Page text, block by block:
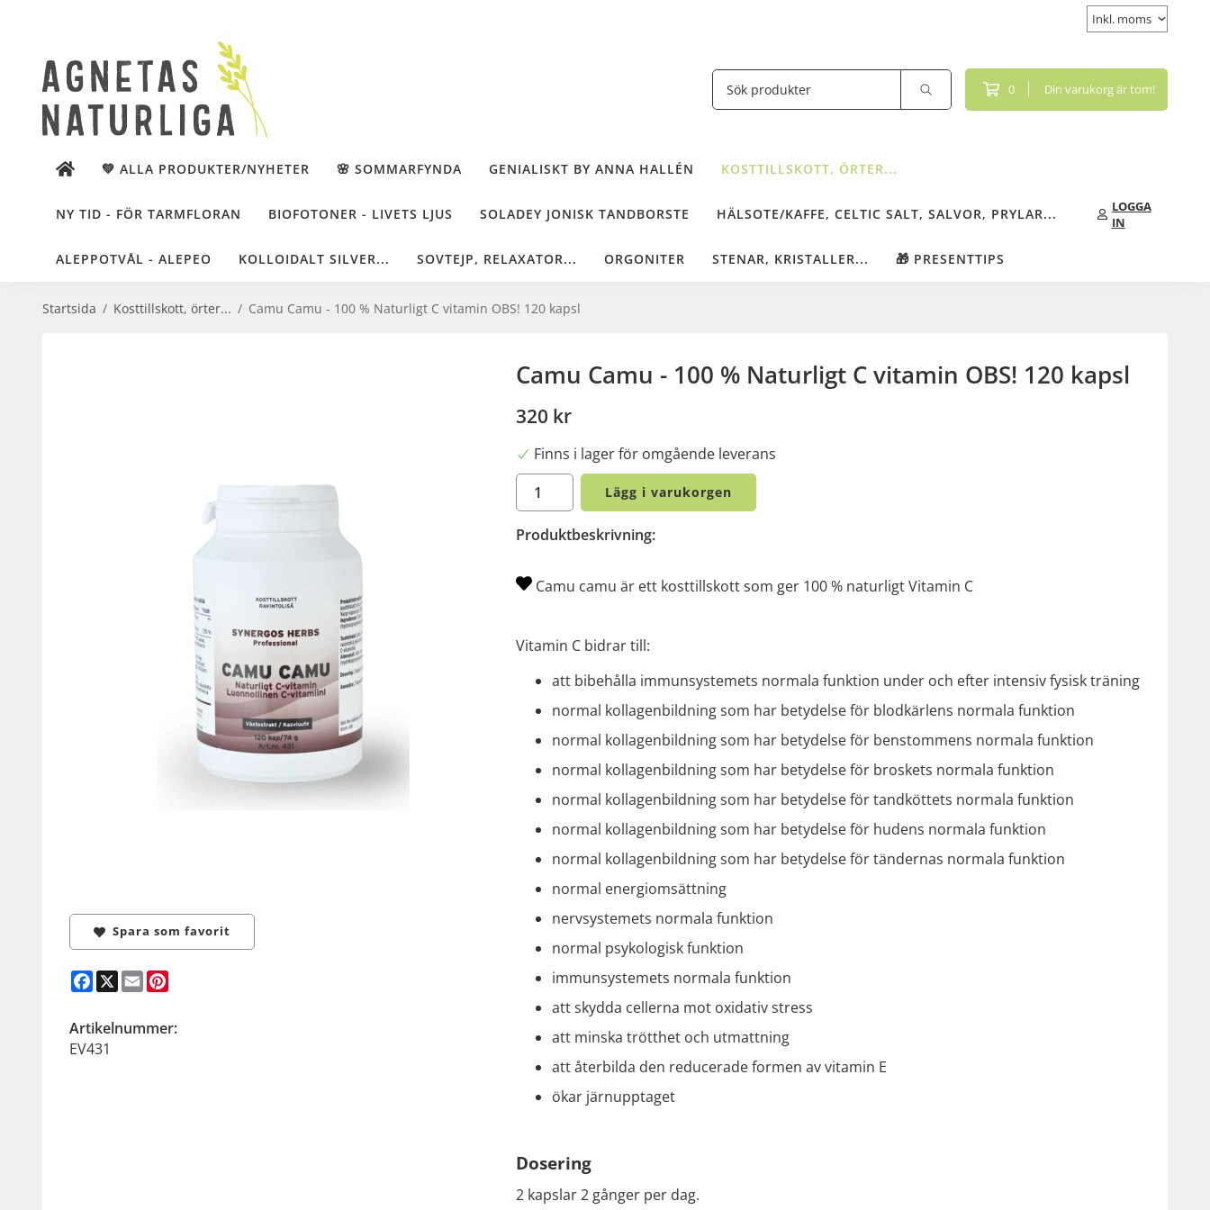
0 Din varukorg är tom!
💚 ALLA PRODUKTER/NYHETER 🌸 SOMMARFYNDA GENIALISKT BY ANNA HALLÉN KOSTTILLSKOTT, ÖRTER...
NY TID - FÖR TARMFLORAN BIOFOTONER - LIVETS LJUS SOLADEY JONISK TANDBORSTE HÄLSOTE/KAFFE, CELTIC SALT, SALVOR, PRYLAR...
ALEPPOTVÅL - ALEPEO KOLLOIDALT SILVER... SOVTEJP, RELAXATOR... ORGONITER STENAR, KRISTALLER... 🎁 PRESENTTIPS
LOGGA
IN
Startsida / Kosttillskott, örter... / Camu Camu - 100 % Naturligt C vitamin OBS! 120 kapsl
Camu Camu - 100 % Naturligt C vitamin OBS! 120 kapsl
320 kr
Finns i lager för omgående leverans
Lägg i varukorgen
Produktbeskrivning:
Camu camu är ett kosttillskott som ger 100 % naturligt Vitamin C
Vitamin C bidrar till:
att bibehålla immunsystemets normala funktion under och efter intensiv fysisk träning
normal kollagenbildning som har betydelse för blodkärlens normala funktion
normal kollagenbildning som har betydelse för benstommens normala funktion
normal kollagenbildning som har betydelse för broskets normala funktion
normal kollagenbildning som har betydelse för tandköttets normala funktion
normal kollagenbildning som har betydelse för hudens normala funktion
normal kollagenbildning som har betydelse för tändernas normala funktion
normal energiomsättning
nervsystemets normala funktion
normal psykologisk funktion
immunsystemets normala funktion
att skydda cellerna mot oxidativ stress
att minska trötthet och utmattning
att återbilda den reducerade formen av vitamin E
ökar järnupptaget
Dosering
2 kapslar 2 gånger per dag.
Spara som favorit
Facebook
X Email
Artikelnummer:
EV431